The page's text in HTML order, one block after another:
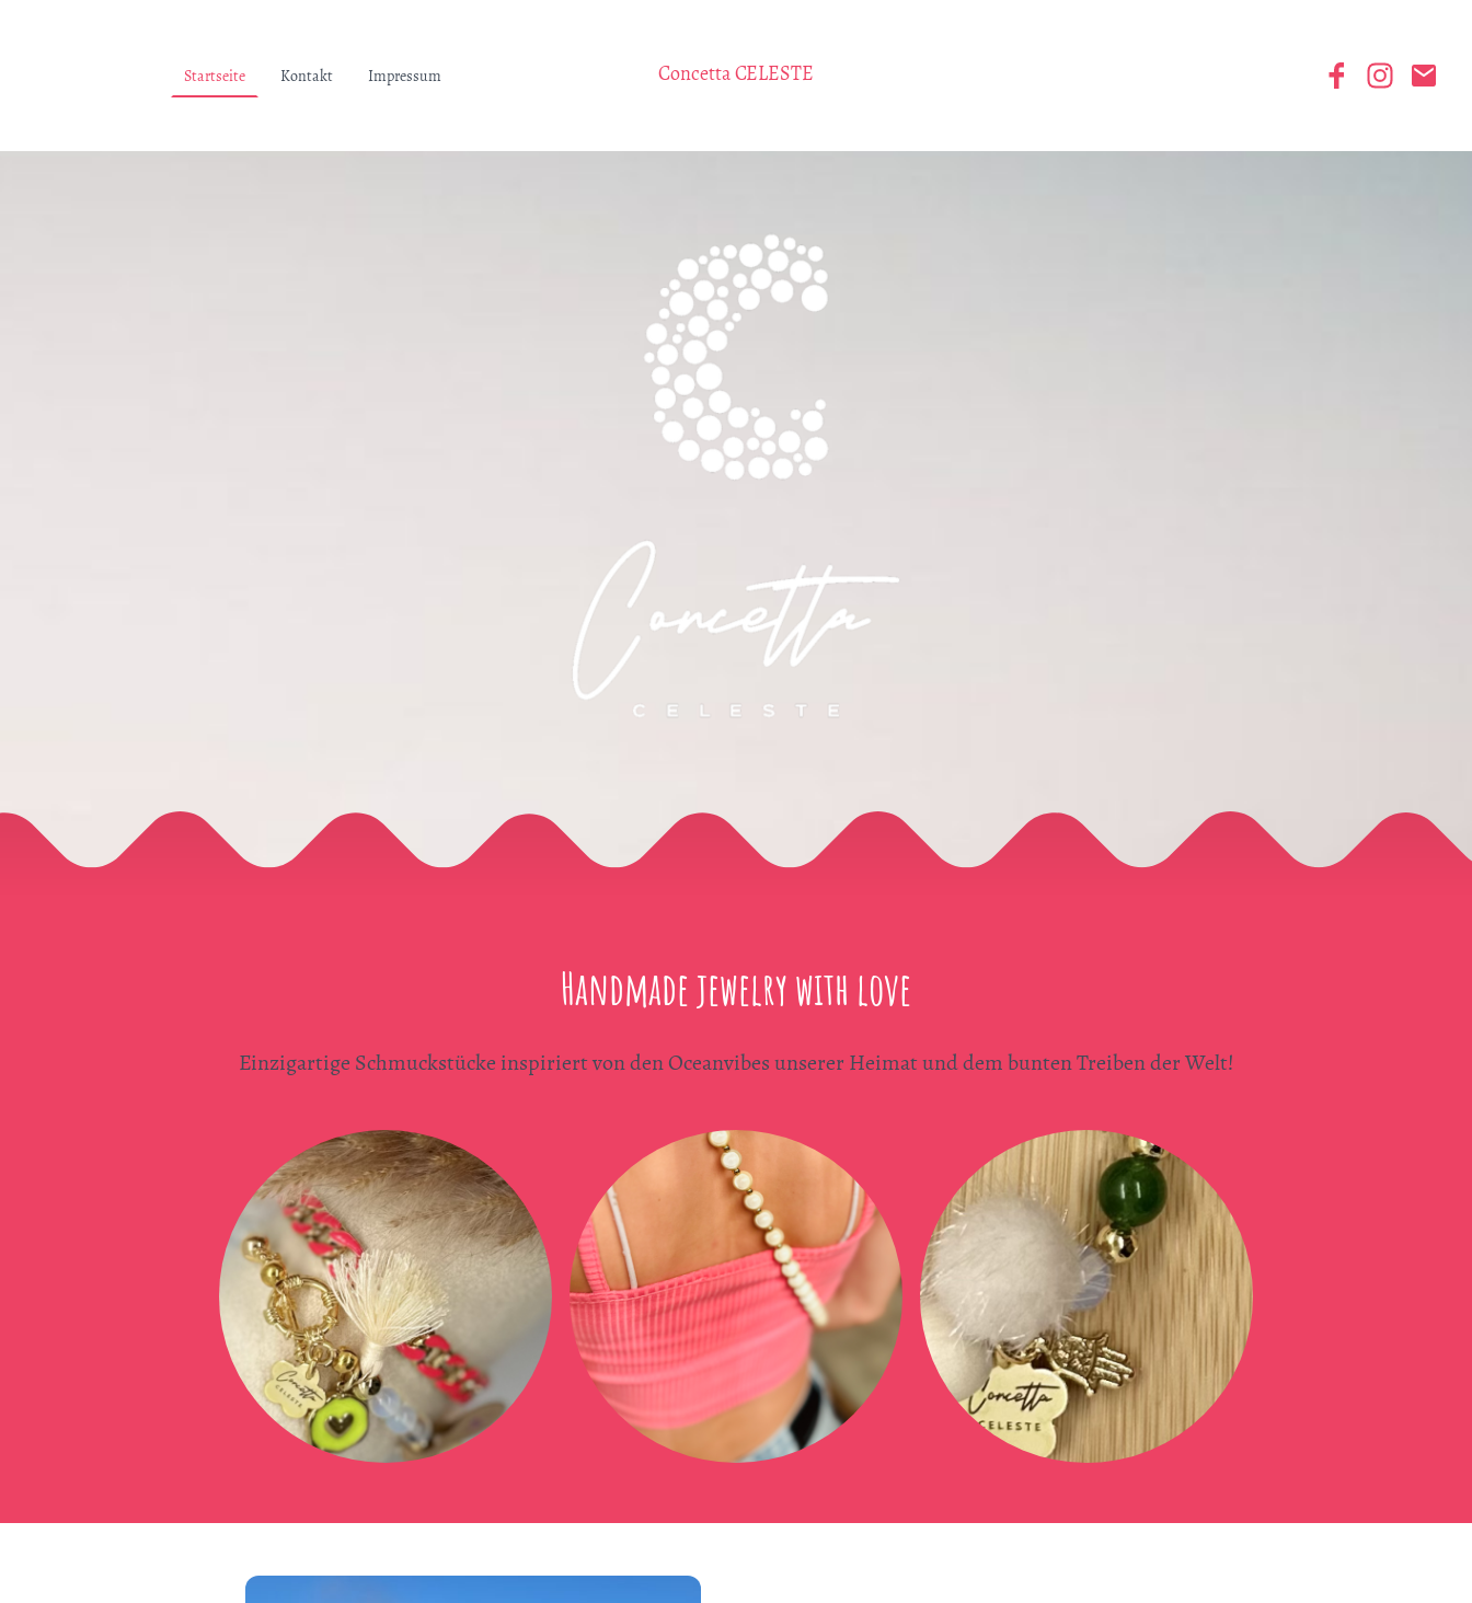
Startseite Kontakt Impressum Concetta CELESTE
Handmade jewelry with love
Einzigartige Schmuckstücke inspiriert von den Oceanvibes unserer Heimat und dem bunten Treiben der Welt!